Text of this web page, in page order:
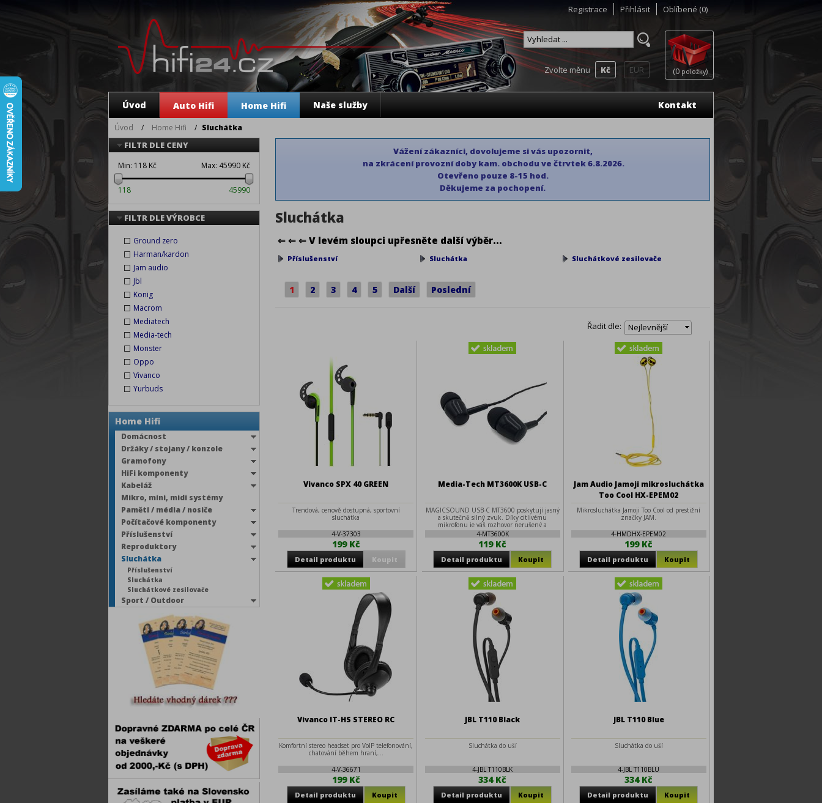
Registrace Přihlásit
(0 položky)
Oblíbené (0)
Úvod Auto Hifi Home Hifi Naše služby Kontakt
Zvolte měnu Kč EUR
Úvod / Home Hifi / Sluchátka
FILTR DLE CENY
Min: 118 Kč Max: 45990 Kč
118 45990
FILTR DLE VÝROBCE
Ground zero
Harman/kardon
Jam audio
Jbl
Konig
Macrom
Mediatech
Media-tech
Monster
Oppo
Vivanco
Yurbuds
Home Hifi
Domácnost
Držáky / stojany / konzole
Gramofony
HiFi komponenty
Kabeláž
Mikro, mini, midi systémy
Paměti / média / nosiče
Počítačové komponenty
Příslušenství
Reproduktory
Sluchátka
Příslušenství
Sluchátka
Sluchátkové zesilovače
Sport / Outdoor
Vážení zákazníci, dovolujeme si vás upozornit,
na zkrácení provozní doby kam. obchodu ve čtrvtek 6.8.2026.
Otevřeno pouze 8-15 hod.
Děkujeme za pochopení.
Sluchátka
⇐ ⇐ ⇐ V levém sloupci upřesněte další výběr...
Příslušenství Sluchátka Sluchátkové zesilovače
1 2 3 4 5 Další Poslední
Řadit dle: Nejlevnější
Vivanco SPX 40 GREEN
Trendová, cenově dostupná, sportovní
sluchátka
4-V-37303
199 Kč
Media-Tech MT3600K USB-C
MAGICSOUND USB-C MT3600 poskytují jasný
a skutečně silný zvuk. Díky citlivému
mikrofonu je váš rozhovor nerušený a
pohodlný.
4-MT3600K
119 Kč
Jam Audio Jamoji mikrosluchátka
Too Cool HX-EPEM02
Mikrosluchátka Jamoji Too Cool od prestižní
značky JAM.
4-HMDHX-EPEM02
199 Kč
Vivanco IT-HS STEREO RC
Komfortní stereo headset pro VoIP telefonování,
chatování během hraní,...
4-V-36671
199 Kč
JBL T110 Black
Sluchátka do uší
4-JBL T110BLK
334 Kč
JBL T110 Blue
Sluchátka do uší
4-JBL T110BLU
334 Kč